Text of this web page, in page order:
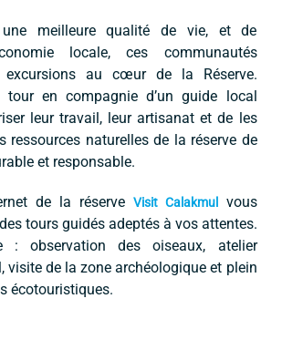
meilleure qualité de vie, et de
locale, ces communautés
excursions au cœur de la Réserve.
tour en compagnie d’un guide local
leur travail, leur artisanat et de les
ressources naturelles de la réserve de
et responsable.
de la réserve Visit Calakmulvous
tours guidés adeptés à vos attentes.
: observation des oiseaux, atelier
visite de la zone archéologique et plein
écotouristiques.